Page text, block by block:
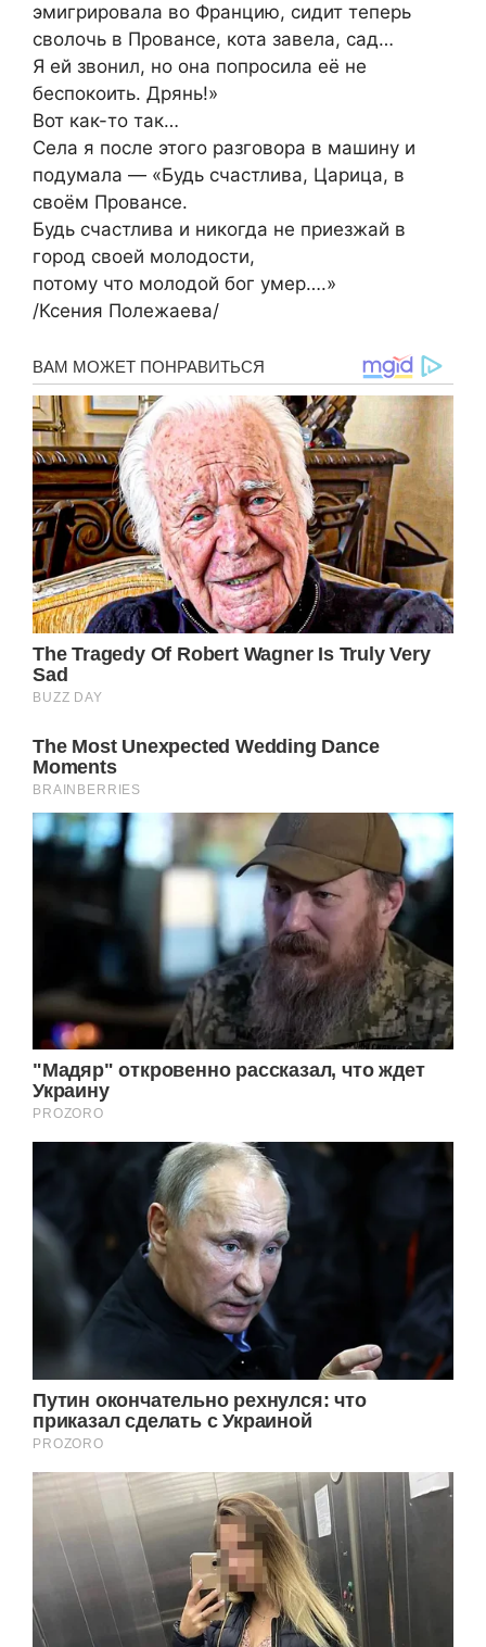
эмигрировала во Францию, сидит теперь
сволочь в Провансе, кота завела, сад…
Я ей звонил, но она попросила её не
беспокоить. Дрянь!»
Вот как-то так…
Села я после этого разговора в машину и
подумала — «Будь счастлива, Царица, в
своём Провансе.
Будь счастлива и никогда не приезжай в
город своей молодости,
потому что молодой бог умер….»
/Ксения Полежаева/